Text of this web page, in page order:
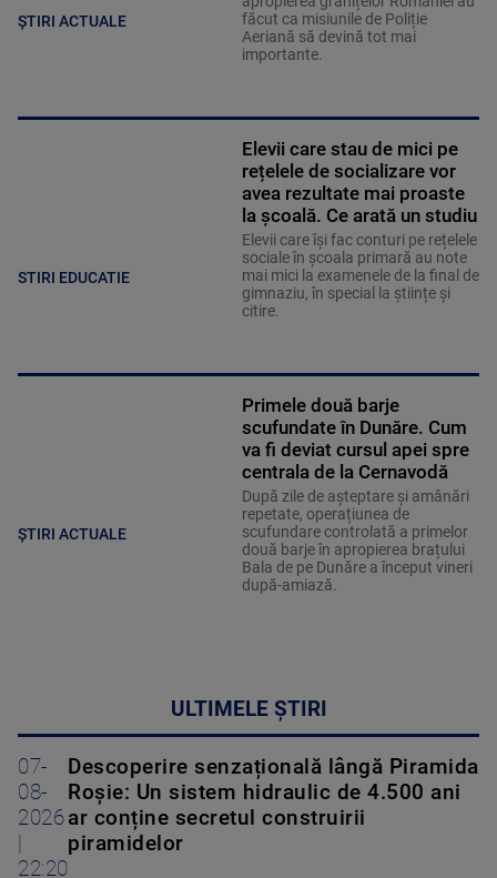
ȘTIRI ACTUALE
făcut ca misiunile de Poliție
Aeriană să devină tot mai
importante.
STIRI EDUCATIE
Elevii care stau de mici pe
rețelele de socializare vor
avea rezultate mai proaste
la școală. Ce arată un studiu
Elevii care îşi fac conturi pe rețelele
sociale în școala primară au note
mai mici la examenele de la final de
gimnaziu, în special la științe și
citire.
ȘTIRI ACTUALE
Primele două barje
scufundate în Dunăre. Cum
va fi deviat cursul apei spre
centrala de la Cernavodă
După zile de așteptare și amânări
repetate, operațiunea de
scufundare controlată a primelor
două barje în apropierea brațului
Bala de pe Dunăre a început vineri
după-amiază.
ULTIMELE ȘTIRI
07-
08-
2026
22:20
Descoperire senzațională lângă Piramida
Roșie: Un sistem hidraulic de 4.500 ani
ar conține secretul construirii
piramidelor